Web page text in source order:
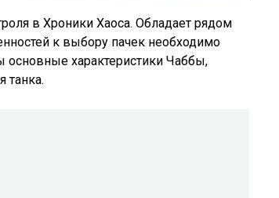
в Хроники Хаоса. Обладает рядом
к выбору пачек необходимо
основные характеристики Чаббы,
танка.